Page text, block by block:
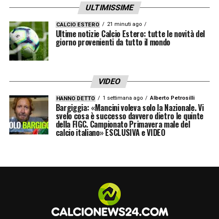
ULTIMISSIME
CALCIO ESTERO 21 minuti ago
Ultime notizie Calcio Estero: tutte le novità del
giorno provenienti da tutto il mondo
VIDEO
HANNO DETTO 1 settimana ago Alberto Petrosilli
Bargiggia: «Mancini voleva solo la Nazionale. Vi
svelo cosa è successo davvero dietro le quinte
della FIGC. Campionato Primavera male del
calcio italiano» ESCLUSIVA e VIDEO